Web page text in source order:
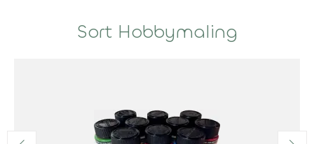
Sort Hobbymaling